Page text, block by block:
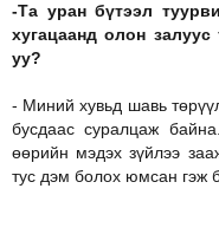
-Та уран бүтээл
хугацаанд олон
уу?
- Миний хувьд шавь
бусдаас суралцаж
өөрийн мэдэх зүйлээ
тус дэм болох юмсан гэж